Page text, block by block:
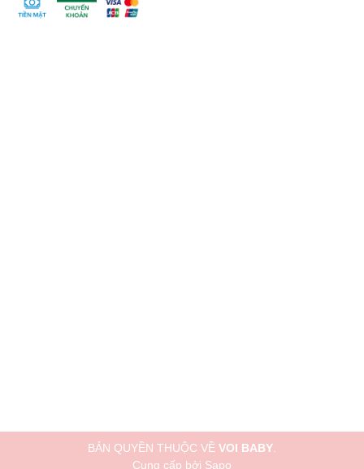
BẢN QUYỀN THUỘC VỀ VOI BABY.
Cung cấp bởi Sapo